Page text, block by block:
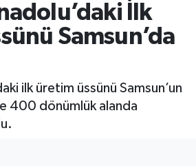
İlk
Samsun’da
ilk üretim üssünü Samsun’un
400 dönümlük alanda